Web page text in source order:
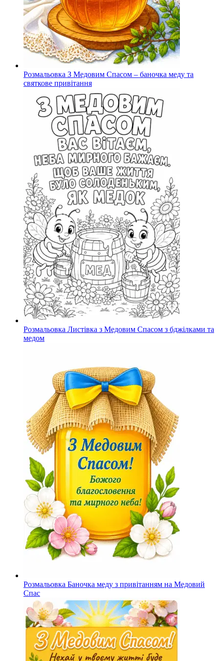
Розмальовка З Медовим Спасом – баночка меду та
святкове привітання
Розмальовка Листівка з Медовим Спасом з бджілками та
медом
Розмальовка Баночка меду з привітанням на Медовий
Спас